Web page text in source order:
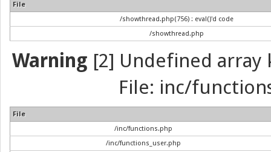
File
/showthread.php(756) : eval()'d code
/showthread.php
Warning [2] Undefined array
File: inc/
File
/inc/functions.php
/inc/functions_user.php